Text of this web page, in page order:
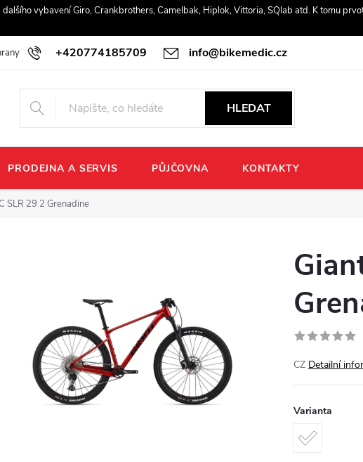
vybavení Giro, Crankbrothers, Camelbak, Hiplok, Vittoria, SQlab atd. K tomu
+420774185709 info@bikemedic.cz
osobních údajů
HLEDAT
PRODEJNA A SERVIS PŮJČOVNA KONTAKTY
SLR 29 2 Grenadine
CZ Detailní
Varianta